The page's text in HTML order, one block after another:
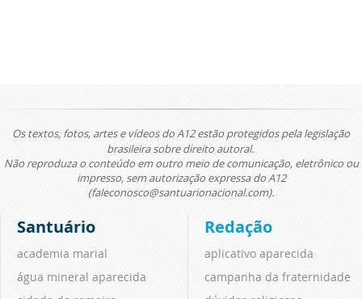
Os textos, fotos, artes e vídeos do A12 estão protegidos pela legislação
brasileira sobre direito autoral.
Não reproduza o conteúdo em outro meio de comunicação, eletrônico ou
impresso, sem autorização expressa do A12
(faleconosco@santuarionacional.com).
Santuário
academia marial
água mineral aparecida
Redação
aplicativo aparecida
campanha da fraternidade